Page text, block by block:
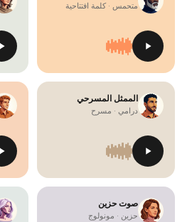
متحمس · كلمة افتتاحية
الممثل المسرحي
درامي · مسرح
صوت حزين
حزين · مونولوج